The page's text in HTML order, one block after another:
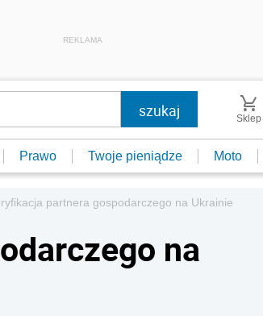
REKLAMA
Sklep
Prawo Twoje pieniądze Moto
partnera gospodarczego na Ukrainie
na